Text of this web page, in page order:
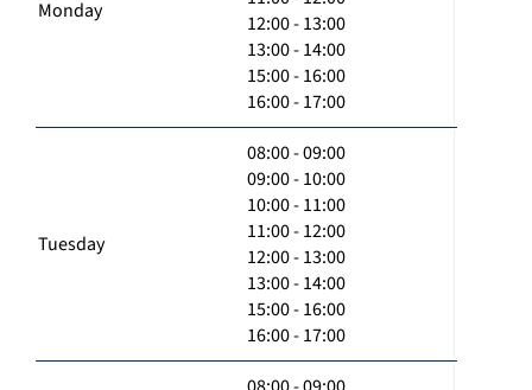
Monday
12:00 - 13:00
13:00 - 14:00
15:00 - 16:00
16:00 - 17:00
Tuesday
08:00 - 09:00
09:00 - 10:00
10:00 - 11:00
11:00 - 12:00
12:00 - 13:00
13:00 - 14:00
15:00 - 16:00
16:00 - 17:00